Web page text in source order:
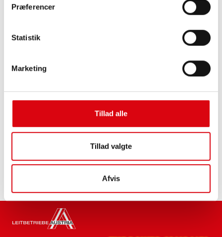
Præferencer
Statistik
Marketing
Tillad alle
Tillad valgte
Afvis
EFB 650 17
De bedste og mest ydelsesstærke Banner-
batterier. Styrket ydelse, der svarer præcis til de
Originalkvalitet til eftermontering
Køb dette batteri:
FORHANDLER OG MONTERINGSSERVICE >